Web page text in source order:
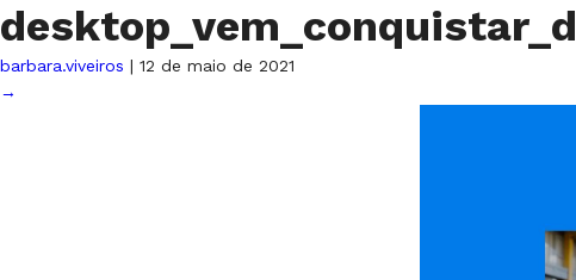
desktop_vem_conquistar_d
barbara.viveiros | 12 de maio de 2021
→